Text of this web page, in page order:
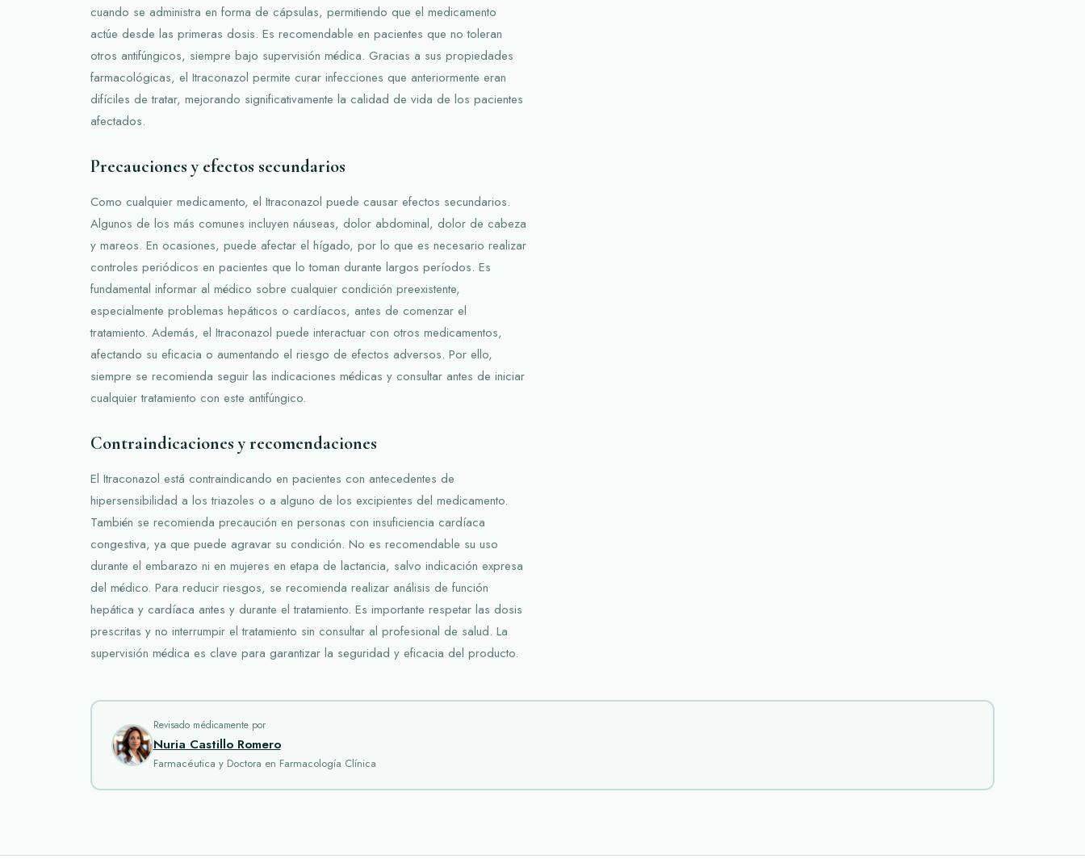
cuando se administra en forma de cápsulas, permitiendo que el medicamento
actúe desde las primeras dosis. Es recomendable en pacientes que no toleran
otros antifúngicos, siempre bajo supervisión médica. Gracias a sus propiedades
farmacológicas, el Itraconazol permite curar infecciones que anteriormente eran
difíciles de tratar, mejorando significativamente la calidad de vida de los pacientes
afectados.
Precauciones y efectos secundarios
Como cualquier medicamento, el Itraconazol puede causar efectos secundarios.
Algunos de los más comunes incluyen náuseas, dolor abdominal, dolor de cabeza
y mareos. En ocasiones, puede afectar el hígado, por lo que es necesario realizar
controles periódicos en pacientes que lo toman durante largos períodos. Es
fundamental informar al médico sobre cualquier condición preexistente,
especialmente problemas hepáticos o cardíacos, antes de comenzar el
tratamiento. Además, el Itraconazol puede interactuar con otros medicamentos,
afectando su eficacia o aumentando el riesgo de efectos adversos. Por ello,
siempre se recomienda seguir las indicaciones médicas y consultar antes de iniciar
cualquier tratamiento con este antifúngico.
Contraindicaciones y recomendaciones
El Itraconazol está contraindicando en pacientes con antecedentes de
hipersensibilidad a los triazoles o a alguno de los excipientes del medicamento.
También se recomienda precaución en personas con insuficiencia cardíaca
congestiva, ya que puede agravar su condición. No es recomendable su uso
durante el embarazo ni en mujeres en etapa de lactancia, salvo indicación expresa
del médico. Para reducir riesgos, se recomienda realizar análisis de función
hepática y cardíaca antes y durante el tratamiento. Es importante respetar las dosis
prescritas y no interrumpir el tratamiento sin consultar al profesional de salud. La
supervisión médica es clave para garantizar la seguridad y eficacia del producto.
Revisado médicamente por
Nuria Castillo Romero
Farmacéutica y Doctora en Farmacología Clínica